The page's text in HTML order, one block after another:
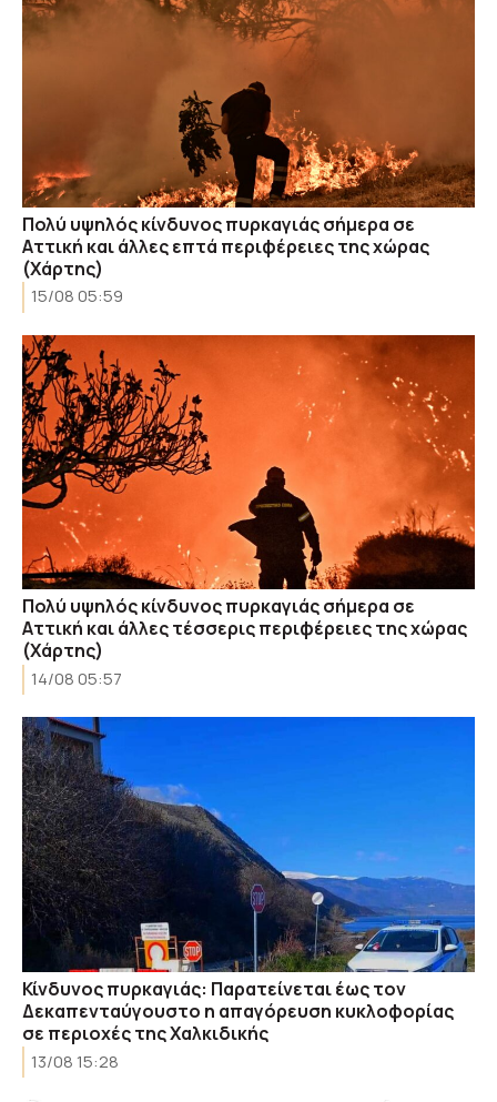
Πολύ υψηλός κίνδυνος πυρκαγιάς σήμερα σε
Αττική και άλλες επτά περιφέρειες της χώρας
(Χάρτης)
15/08 05:59
Πολύ υψηλός κίνδυνος πυρκαγιάς σήμερα σε
Αττική και άλλες τέσσερις περιφέρειες της χώρας
(Χάρτης)
14/08 05:57
Κίνδυνος πυρκαγιάς: Παρατείνεται έως τον
Δεκαπενταύγουστο η απαγόρευση κυκλοφορίας
σε περιοχές της Χαλκιδικής
13/08 15:28